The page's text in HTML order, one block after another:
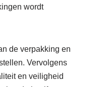
wordt
de verpakking en
Vervolgens
en veiligheid